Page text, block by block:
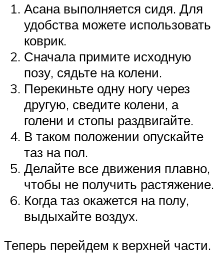
Асана выполняется сидя. Для
удобства можете использовать
коврик.
Сначала примите исходную
позу, сядьте на колени.
Перекиньте одну ногу через
другую, сведите колени, а
голени и стопы раздвигайте.
В таком положении опускайте
таз на пол.
Делайте все движения плавно,
чтобы не получить растяжение.
Когда таз окажется на полу,
выдыхайте воздух.
Теперь перейдем к верхней части.